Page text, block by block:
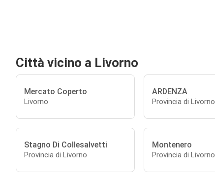
Città vicino a Livorno
Mercato Coperto
Livorno
ARDENZA
Provincia di Livorno
Stagno Di Collesalvetti
Provincia di Livorno
Montenero
Provincia di Livorno